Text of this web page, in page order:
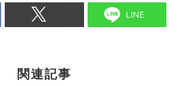
LINE
関連記事